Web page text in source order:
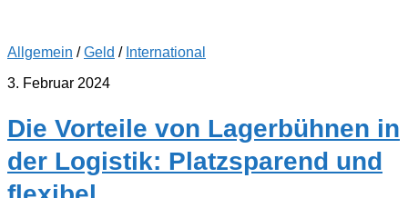
Allgemein /Geld / International
3. Februar 2024
Die Vorteile von Lagerbühnen in
der Logistik: Platzsparend und